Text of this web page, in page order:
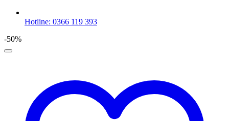
Hotline: 0366 119 393
-50%